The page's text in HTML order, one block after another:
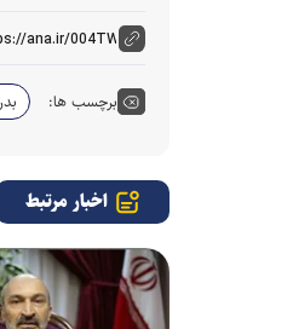
برچسب ها:
اخبار مرتبط